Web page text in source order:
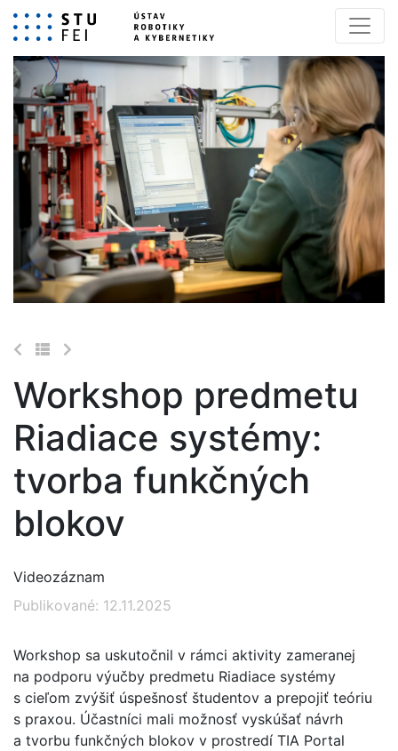
Workshop predmetu
Riadiace systémy:
tvorba funkčných
blokov
Videozáznam
Publikované: 12.11.2025
Workshop sa uskutočnil v rámci aktivity zameranej
na podporu výučby predmetu Riadiace systémy
s cieľom zvýšiť úspešnosť študentov a prepojiť teóriu
s praxou. Účastníci mali možnosť vyskúšať návrh
a tvorbu funkčných blokov v prostredí TIA Portal